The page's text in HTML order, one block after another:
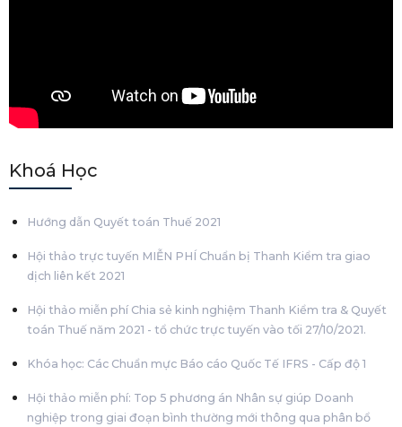
Khoá Học
Hướng dẫn Quyết toán Thuế 2021
Hội thảo trực tuyến MIỄN PHÍ Chuẩn bị Thanh Kiểm tra giao
dịch liên kết 2021
Hội thảo miễn phí Chia sẻ kinh nghiệm Thanh Kiểm tra & Quyết
toán Thuế năm 2021 - tổ chức trực tuyến vào tối 27/10/2021.
Khóa học: Các Chuẩn mực Báo cáo Quốc Tế IFRS - Cấp độ 1
Hội thảo miễn phí: Top 5 phương án Nhân sự giúp Doanh
nghiệp trong giai đoạn bình thường mới thông qua phân bổ